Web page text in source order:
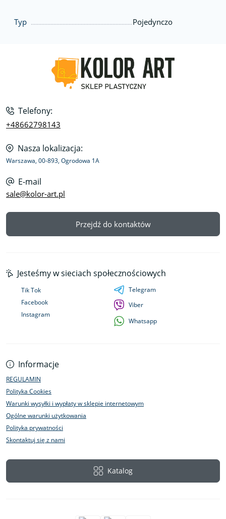
Typ Pojedynczo
Telefony:
+48662798143
Nasza lokalizacja:
Warszawa, 00-893, Ogrodowa 1A
E-mail
sale@kolor-art.pl
Przejdź do kontaktów
Informacje
REGULAMIN
Polityka Cookies
Warunki wysyłki i wypłaty w sklepie internetowym
Ogólne warunki użytkowania
Polityka prywatności
Skontaktuj się z nami
Katalog
Jesteśmy w sieciach społecznościowych
Tik Tok
Facebook
Instagram
Telegram
Viber
Whatsapp